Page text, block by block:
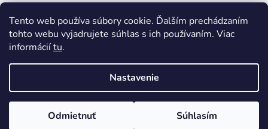
Tento web používa súbory cookie. Ďalším prechádzaním
tohto webu vyjadrujete súhlas s ich používaním. Viac
informáciítu.
Nastavenie
Odmietnuť Súhlasím
Prihlásiť sa cez Google
Copyright 2026jenifer.sk. Všetky práva vyhradené.Upraviť